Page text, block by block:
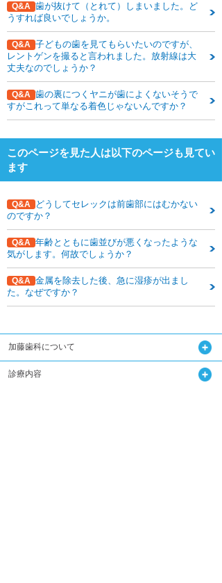
Q&A
歯が抜けて（とれて）しまいました。ど
うすれば良いでしょうか。
Q&A
子どもの歯を見てもらいたいのですが、
レントゲンを撮ると言われました。放射線は大
丈夫なのでしょうか？
Q&A
歯の裏につくヤニが歯によくないそうで
すがこれって単なる着色じゃないんですか？
このページを見た人は以下のページも見てい
ます
Q&A
どうしてセレックは前歯部にはむかない
のですか？
Q&A
年齢とともに歯並びが悪くなったような
気がします。何故でしょうか？
Q&A
金属を除去した後、急に湿疹が出まし
た。なぜですか？
加藤歯科について
診療内容